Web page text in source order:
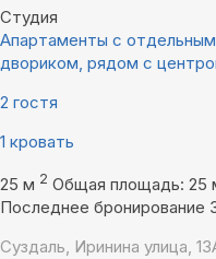
Студия
Апартаменты с
двориком, рядом с
2 гостя
1 кровать
25 м 2 Общая площадь: 25
Последнее бронирование
Суздаль, Иринина улица,